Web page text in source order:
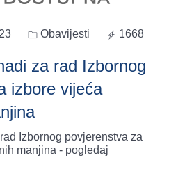
Obavijesti 1668
za rad Izbornog
izbore vijeća
Izbornog povjerenstva za
manjina - pogledaj